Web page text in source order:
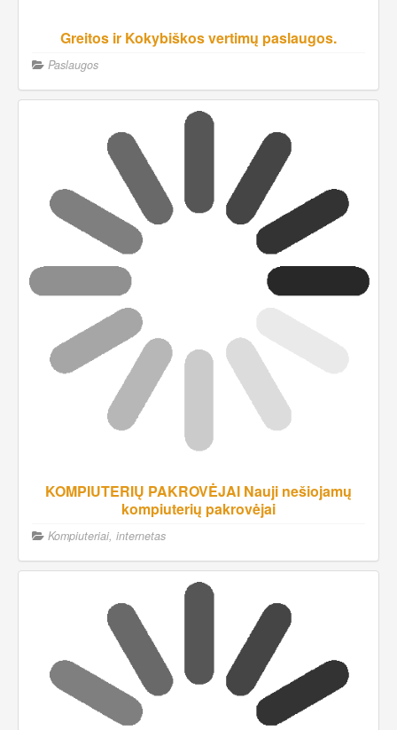
Greitos ir Kokybiškos vertimų paslaugos.
Paslaugos
KOMPIUTERIŲ PAKROVĖJAI Nauji nešiojamų
kompiuterių pakrovėjai
Kompiuteriai, internetas